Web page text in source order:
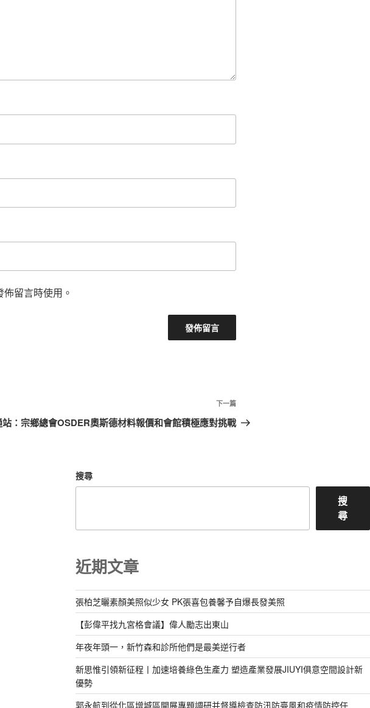
留言時使用。
下
一
下一篇
站：宗鄉總會OSDER奧斯德材料報價和會館積極應對挑戰
搜尋
搜
尋
近期文章
張柏芝曬素顏美照似少女 PK張喜包養馨予自爆長發美照
【彭偉平找九宮格會議】偉人勵志出東山
年夜年頭一，新竹森和診所他們是最美逆行者
新思惟引領新征程丨加速培養綠色生產力 塑造產業發展JIUYI俱意空間設計新
優勢
郭永航到從化區增城區開展專題調研并督導檢查防汛防臺風和疫情防控任